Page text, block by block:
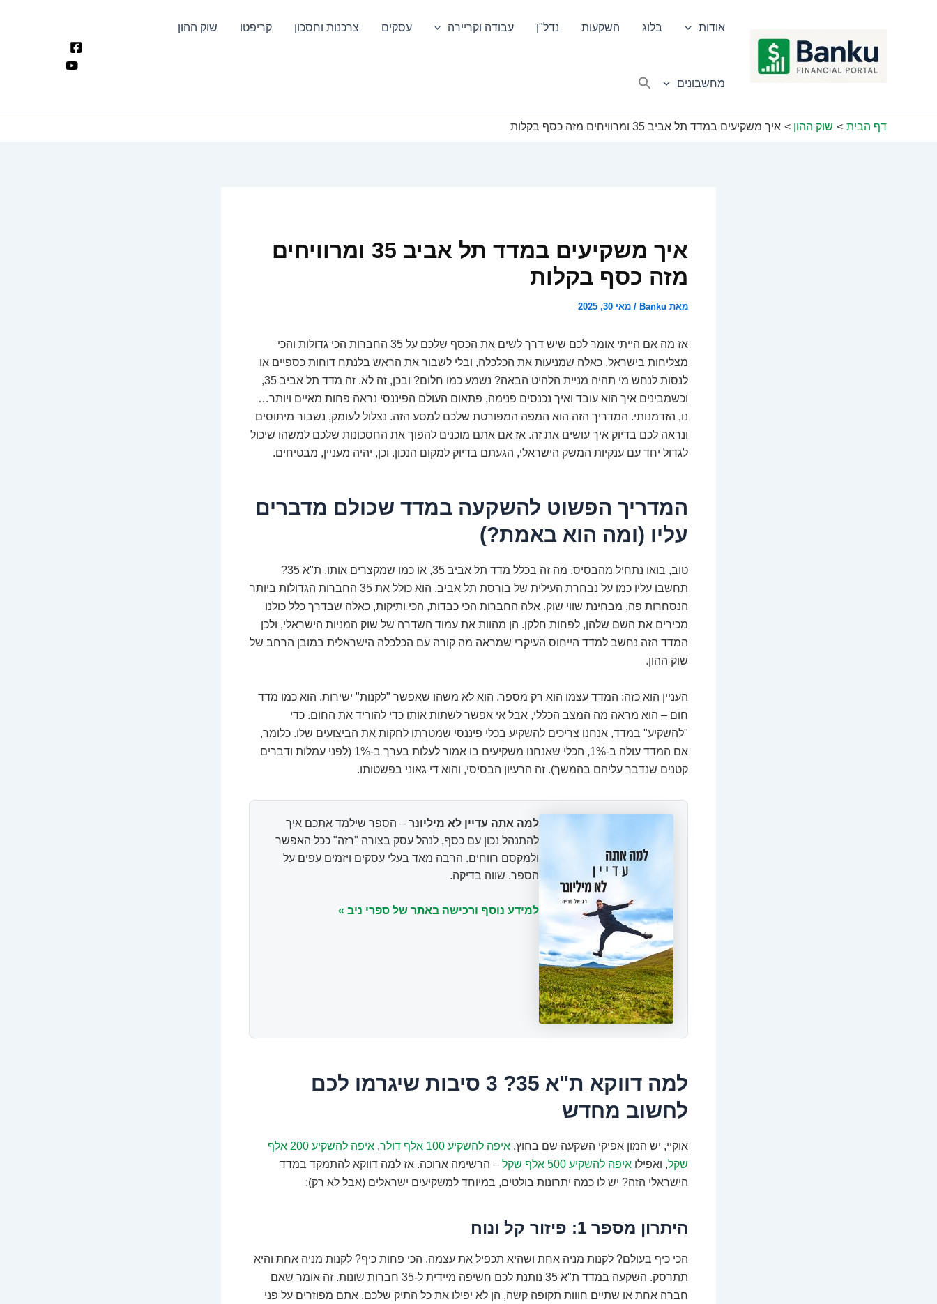
אודות בלוג השקעות נדל"ן עבודה וקריירה עסקים צרכנות וחסכון קריפטו שוק ההון
מחשבונים
דף הבית שוק ההון איך משקיעים במדד תל אביב 35 ומרוויחים מזה כסף בקלות
איך משקיעים במדד תל אביב 35 ומרוויחים
מזה כסף בקלות
מאת Banku
/ מאי 30, 2025
אז מה אם הייתי אומר לכם שיש דרך לשים את הכסף שלכם על 35 החברות הכי גדולות והכי
מצליחות בישראל, כאלה שמניעות את הכלכלה, ובלי לשבור את הראש בלנתח דוחות כספיים או
לנסות לנחש מי תהיה מניית הלהיט הבאה? נשמע כמו חלום? ובכן, זה לא. זה מדד תל אביב 35,
וכשמבינים איך הוא עובד ואיך נכנסים פנימה, פתאום העולם הפיננסי נראה פחות מאיים ויותר…
נו, הזדמנותי. המדריך הזה הוא המפה המפורטת שלכם למסע הזה. נצלול לעומק, נשבור מיתוסים
ונראה לכם בדיוק איך עושים את זה. אז אם אתם מוכנים להפוך את החסכונות שלכם למשהו שיכול
לגדול יחד עם ענקיות המשק הישראלי, הגעתם בדיוק למקום הנכון. וכן, יהיה מעניין, מבטיחים.
המדריך הפשוט להשקעה במדד שכולם מדברים
עליו (ומה הוא באמת?)
טוב, בואו נתחיל מהבסיס. מה זה בכלל מדד תל אביב 35, או כמו שמקצרים אותו, ת"א 35?
תחשבו עליו כמו על נבחרת העילית של בורסת תל אביב. הוא כולל את 35 החברות הגדולות ביותר
הנסחרות פה, מבחינת שווי שוק. אלה החברות הכי כבדות, הכי ותיקות, כאלה שבדרך כלל כולנו
מכירים את השם שלהן, לפחות חלקן. הן מהוות את עמוד השדרה של שוק המניות הישראלי, ולכן
המדד הזה נחשב למדד הייחוס העיקרי שמראה מה קורה עם הכלכלה הישראלית במובן הרחב של
שוק ההון.
העניין הוא כזה: המדד עצמו הוא רק מספר. הוא לא משהו שאפשר "לקנות" ישירות. הוא כמו מדד
חום – הוא מראה מה המצב הכללי, אבל אי אפשר לשתות אותו כדי להוריד את החום. כדי
"להשקיע" במדד, אנחנו צריכים להשקיע בכלי פיננסי שמטרתו לחקות את הביצועים שלו. כלומר,
אם המדד עולה ב-1%, הכלי שאנחנו משקיעים בו אמור לעלות בערך ב-1% (לפני עמלות ודברים
קטנים שנדבר עליהם בהמשך). זה הרעיון הבסיסי, והוא די גאוני בפשטותו.
למה אתה עדיין לא מיליונר – הספר שילמד אתכם איך
להתנהל נכון עם כסף, לנהל עסק בצורה "רזה" ככל האפשר
ולמקסם רווחים. הרבה מאד בעלי עסקים ויזמים עפים על
הספר. שווה בדיקה.
למידע נוסף ורכישה באתר של ספרי ניב »
למה דווקא ת"א 35? 3 סיבות שיגרמו לכם
לחשוב מחדש
אוקיי, יש המון אפיקי השקעה שם בחוץ. איפה להשקיע 100 אלף דולר ,
איפה להשקיע 200 אלף
שקל, ואפילו איפה להשקיע 500 אלף שקל
– הרשימה ארוכה. אז למה דווקא להתמקד במדד
הישראלי הזה? יש לו כמה יתרונות בולטים, במיוחד למשקיעים ישראלים (אבל לא רק):
היתרון מספר 1: פיזור קל ונוח
הכי כיף בעולם? לקנות מניה אחת ושהיא תכפיל את עצמה. הכי פחות כיף? לקנות מניה אחת והיא
תתרסק. השקעה במדד ת"א 35 נותנת לכם חשיפה מיידית ל-35 חברות שונות. זה אומר שאם
חברה אחת או שתיים חווות תקופה קשה, הן לא יפילו את כל התיק שלכם. אתם מפוזרים על פני